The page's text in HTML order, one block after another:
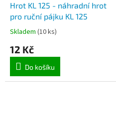
Hrot KL 125 - náhradní hrot
pro ruční pájku KL 125
Skladem (10 ks)
12 Kč
Do košíku